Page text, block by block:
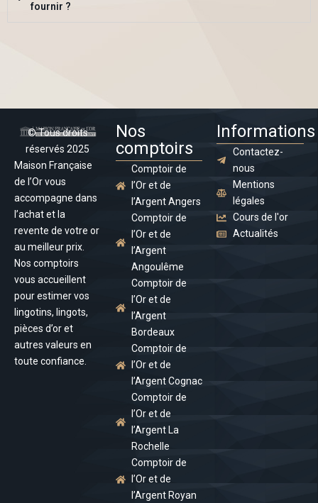
fournir ?
© Tous droits
réservés 2025
Maison Française
de l’Or vous
accompagne dans
l’achat et la
revente de votre or
au meilleur prix.
Nos comptoirs
vous accueillent
pour estimer vos
lingotins, lingots,
pièces d’or et
autres valeurs en
toute confiance.
Nos
comptoirs
Comptoir de
l’Or et de
l’Argent Angers
Comptoir de
l’Or et de
l’Argent
Angoulême
Comptoir de
l’Or et de
l’Argent
Bordeaux
Comptoir de
l’Or et de
l’Argent Cognac
Comptoir de
l’Or et de
l’Argent La
Rochelle
Comptoir de
l’Or et de
l’Argent Royan
Informations
Contactez-
nous
Mentions
légales
Cours de l'or
Actualités